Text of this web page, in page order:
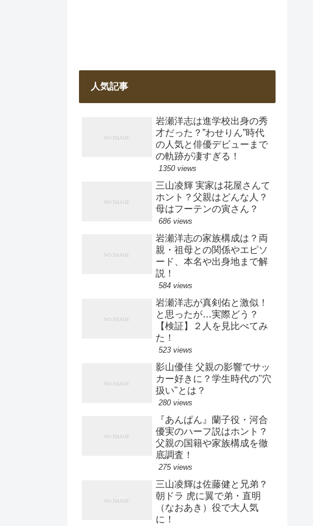
人気記事
岩瀬洋志は進学校出身の秀
才だった？”わせりん”時代
の人気と俳優デビューまで
の軌跡が凄すぎる！
1350 views
三山凌輝 実家は花屋さんて
ホント？父親はどんな人？
母はフーテンの寅さん？
686 views
岩瀬洋志の家族構成は？両
親・祖母との関係やエピソ
ード、本名や出身地まで解
説！
584 views
岩瀬洋志が真剣佑と激似！
と思ったが…実際どう？
【検証】２人を見比べてみ
た！
523 views
影山優佳 父親の影響でサッ
カー好きに？学生時代の"穴
扱い"とは？
280 views
『あんぱん』蘭子役・河合
優実のハーフ説はホント？
父親の国籍や家族構成を徹
底調査！
275 views
三山凌輝は佐藤健と兄弟？
朝ドラ 虎に翼で弟・直明
（なおあき）役で大人気
に！